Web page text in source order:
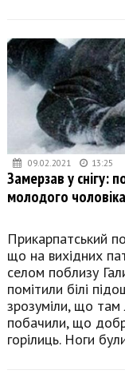
09.02.2021 13:25
Замерзав у снігу:
молодого чоловіка
Прикарпатський
що на вихідних
селом поблизу
помітили білі
зрозуміли, що
побачили, що
горілиць. Ноги